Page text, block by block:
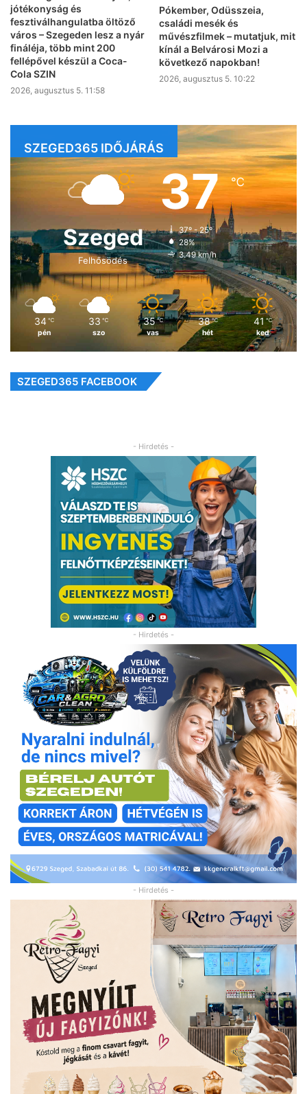
jótékonyság és
fesztiválhangulatba öltöző
város – Szegeden lesz a nyár
fináléja, több mint 200
fellépővel készül a Coca-
Cola SZIN
2026, augusztus 5. 11:58
Pókember, Odüsszeia,
családi mesék és
művészfilmek – mutatjuk, mit
kínál a Belvárosi Mozi a
következő napokban!
2026, augusztus 5. 10:22
SZEGED365 IDŐJÁRÁS
Szeged
Felhősödés
37℃
37º - 25º
28%
3.49 km/h
34 ℃
pén
33 ℃
szo
35 ℃
vas
38 ℃
hét
41 ℃
ked
SZEGED365 FACEBOOK
- Hirdetés -
- Hirdetés -
- Hirdetés -